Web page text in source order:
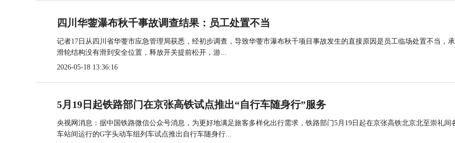
四川华蓥瀑布秋千事故调查结果：员工处置不当
记者17日从四川省华蓥市应急管理局获悉，经初步调查，导致华蓥市瀑布秋千项目事故发生的直接原因是员工临场处置不当，
滑轮结构没有滑到安全位置，释放开关提前松开，游...
2026-05-18 13:36:16
5月19日起铁路部门在京张高铁试点推出“自行车随身行”服务
央视网消息：据中国铁路微信公众号消息，为更好地满足旅客多样化出行需求，铁路部门5月19日起在京张高铁北京北至崇礼间
车站间运行的G字头动车组列车试点推出自行车随身行...